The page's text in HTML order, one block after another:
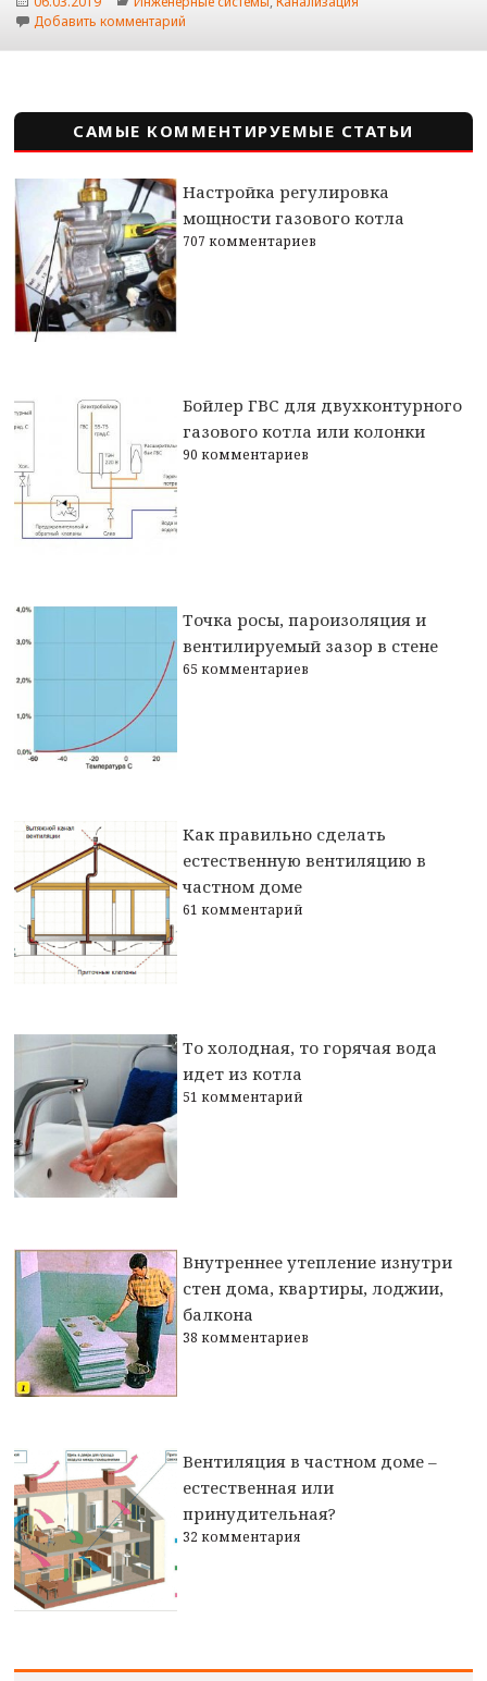
Добавить комментарий
САМЫЕ КОММЕНТИРУЕМЫЕ СТАТЬИ
Настройка регулировка
мощности газового котла
707 комментариев
Бойлер ГВС для двухконтурного
газового котла или колонки
90 комментариев
Точка росы, пароизоляция и
вентилируемый зазор в стене
65 комментариев
Как правильно сделать
естественную вентиляцию в
частном доме
61 комментарий
То холодная, то горячая вода
идет из котла
51 комментарий
Внутреннее утепление изнутри
стен дома, квартиры, лоджии,
балкона
38 комментариев
Вентиляция в частном доме –
естественная или
принудительная?
32 комментария